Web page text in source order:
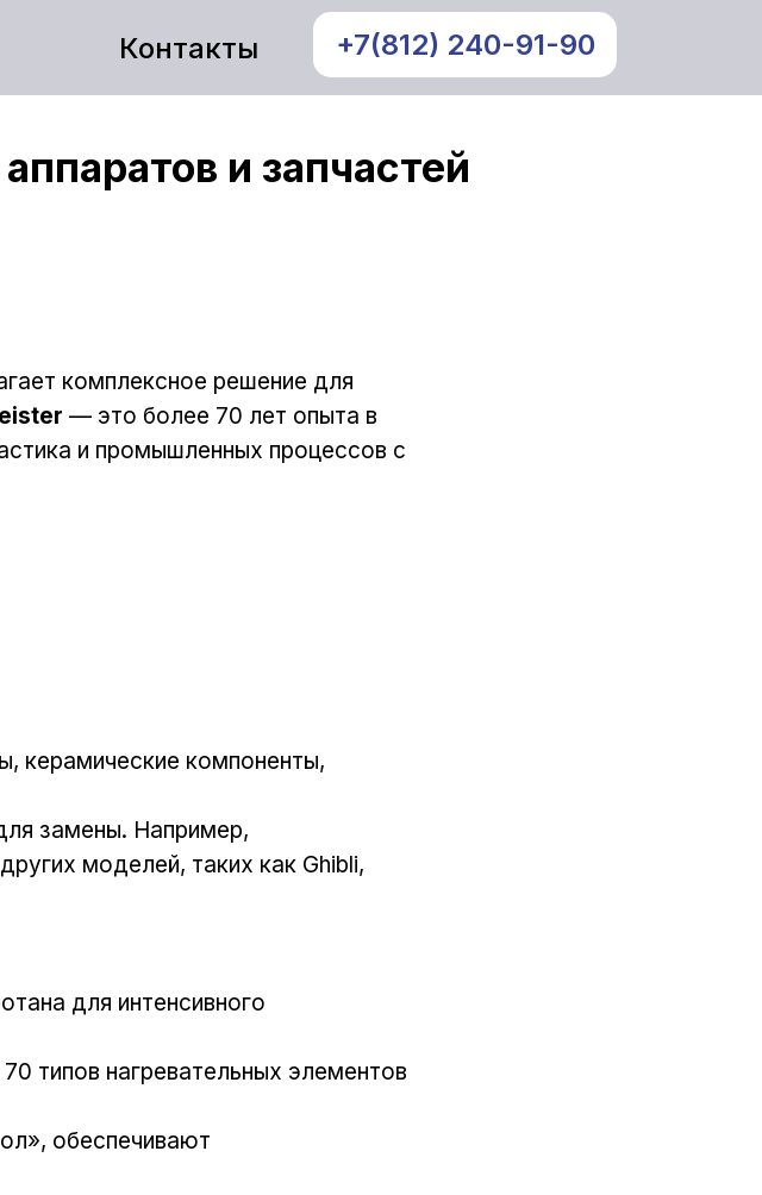
Контакты +7(812) 240-91-90
и запчастей
комплексное решение для
— это более 70 лет опыта в
и промышленных процессов с
керамические компоненты,
замены. Например,
моделей, таких как Ghibli,
для интенсивного
типов нагревательных элементов
обеспечивают